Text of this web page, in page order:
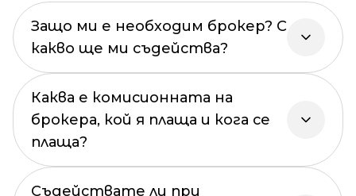
Защо ми е необходим брокер? С
какво ще ми съдейства?
Каква е комисионната на
брокера, кой я плаща и кога се
плаща?
Съдействате ли при